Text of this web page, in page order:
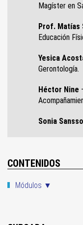
Magíster en
Prof. Matías
Educación
Yesica
Gerontología.
Héctor Nine
Sonia
CONTENIDOS
Módulos ▼